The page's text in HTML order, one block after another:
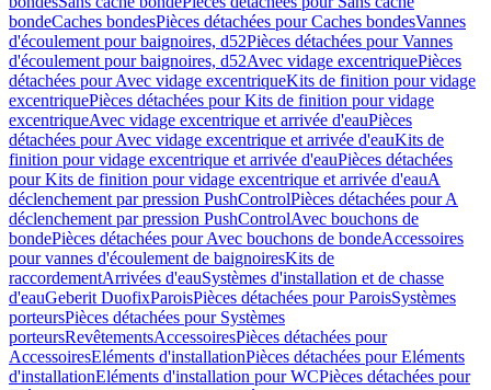
bondeCaches bondesPièces détachées pour Caches bondesVannes
d'écoulement pour baignoires, d52Pièces détachées pour Vannes
d'écoulement pour baignoires, d52Avec vidage excentriquePièces
détachées pour Avec vidage excentriqueKits de finition pour vidage
excentriquePièces détachées pour Kits de finition pour vidage
excentriqueAvec vidage excentrique et arrivée d'eauPièces
détachées pour Avec vidage excentrique et arrivée d'eauKits de
finition pour vidage excentrique et arrivée d'eauPièces détachées
pour Kits de finition pour vidage excentrique et arrivée d'eauA
déclenchement par pression PushControlPièces détachées pour A
déclenchement par pression PushControlAvec bouchons de
bondePièces détachées pour Avec bouchons de bondeAccessoires
pour vannes d'écoulement de baignoiresKits de
raccordementArrivées d'eauSystèmes d'installation et de chasse
d'eauGeberit DuofixParoisPièces détachées pour ParoisSystèmes
porteursPièces détachées pour Systèmes
porteursRevêtementsAccessoiresPièces détachées pour
AccessoiresEléments d'installationPièces détachées pour Eléments
d'installationEléments d'installation pour WCPièces détachées pour